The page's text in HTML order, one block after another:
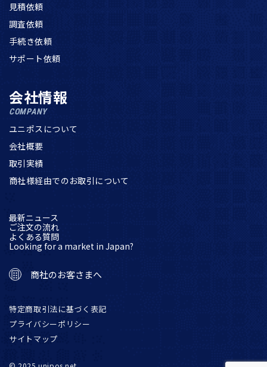
見積依頼
調査依頼
手続き依頼
サポート依頼
会社情報
COMPANY
ユニポスについて
会社概要
取引実績
商社様経由でのお取引について
最新ニュース
ご注文の流れ
よくある質問
Looking for a market in Japan?
商社のお客さまへ
特定商取引法に基づく表記
プライバシーポリシー
サイトマップ